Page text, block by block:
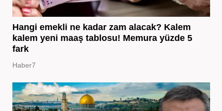
Hangi emekli ne kadar zam alacak? Kalem
kalem yeni maaş tablosu! Memura yüzde 5
fark
Haber7